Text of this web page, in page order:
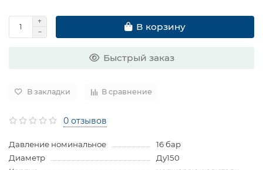
В корзину
Быстрый заказ
В закладки В сравнение
0 отзывов
Давление номинальное
16 бар
Диаметр
Ду150